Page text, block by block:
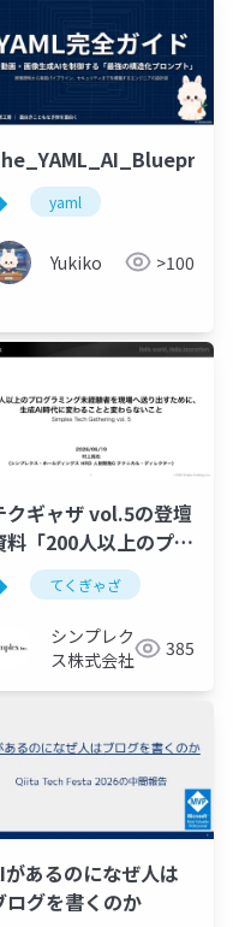
yaml
Yukiko >100
クギャザ vol.5の登壇
料「200人以上のプロ
ラミング未経験者を
場へ送り出すため
に、生成AI時代に変わ
ことと変わらないこ
」
てくぎゃざ
シンプレク
ス株式会社
385
ai 生成ai
があるのになぜ人は
ログを書くのか